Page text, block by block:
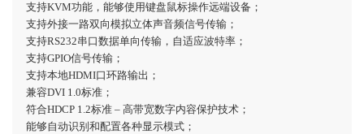
支持KVM功能，能够使用键盘鼠标操作远端设备；
支持外接一路双向模拟立体声音频信号传输；
支持RS232串口数据单向传输，自适应波特率；
支持GPIO信号传输；
支持本地HDMI口环路输出；
兼容DVI 1.0标准；
符合HDCP 1.2标准 – 高带宽数字内容保护技术；
能够自动识别和配置各种显示模式；